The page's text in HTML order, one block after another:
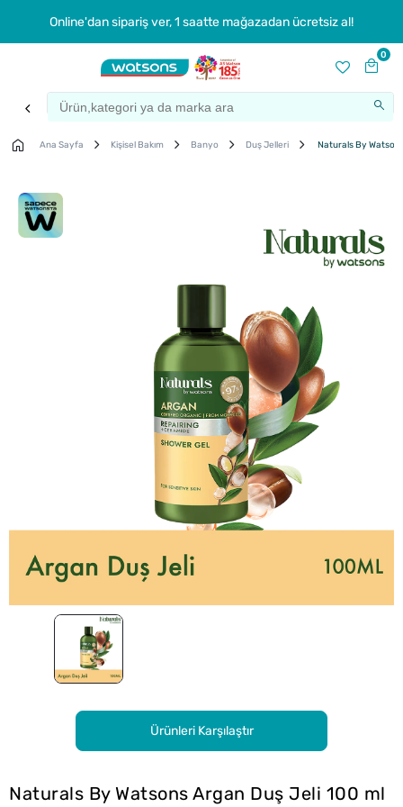
Online'dan sipariş ver, 1 saatte mağazadan ücretsiz al!
0
Ana Sayfa Kişisel Bakım Banyo Duş Jelleri Naturals By
Ürünleri Karşılaştır
Naturals By Watsons Argan Duş Jeli 100 ml